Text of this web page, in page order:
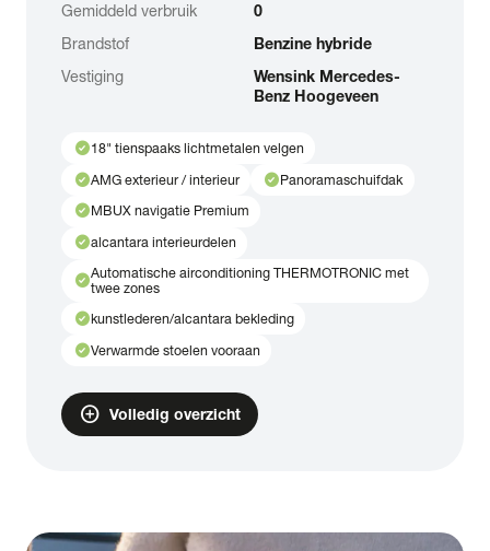
Gemiddeld verbruik
0
Brandstof
Benzine hybride
Vestiging
Wensink Mercedes-
Benz Hoogeveen
check_circle18" tienspaaks lichtmetalen velgen
check_circleAMG exterieur / interieur check_circlePanoramaschuifdak
check_circleMBUX navigatie Premium
check_circlealcantara interieurdelen
check_circleAutomatische airconditioning THERMOTRONIC met
twee zones
check_circlekunstlederen/alcantara bekleding
check_circleVerwarmde stoelen vooraan
add_circle Volledig overzicht